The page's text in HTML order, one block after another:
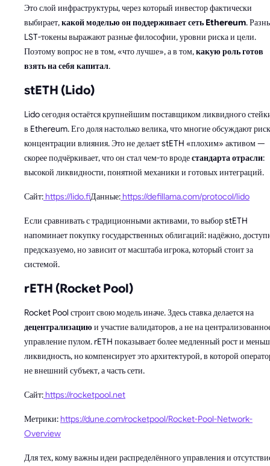
Это слой инфраструктуры, через который инвестор фактически
выбирает,какой моделью он поддерживает сеть Ethereum.
LST-токены выражают разные философии, уровни риска и цели.
Поэтому вопрос не в том, «что лучше», а в том,какую роль готов
взять на себя капитал.
stETH (Lido)
Lido сегодня остаётся крупнейшим поставщиком ликвидного
в Ethereum. Его доля настолько велика, что многие обсуждают риск
концентрации влияния. Это не делает stETH «плохим» активом —
скорее подчёркивает, что он стал чем-то вродестандарта отрасли:
высокой ликвидности, понятной механики и готовых интеграций.
Сайт:https://lido.fiДанные:https://defillama.com/protocol/lido
Если сравнивать с традиционными активами, то выбор stETH
напоминает покупку государственных облигаций: надёжно,
предсказуемо, но зависит от масштаба игрока, который стоит за
системой.
rETH (Rocket Pool)
Rocket Pool строит свою модель иначе. Здесь ставка делается на
децентрализациюи участие валидаторов, а не на
управление пулом. rETH показывает более медленный рост и
ликвидность, но компенсирует это архитектурой, в которой
не внешний субъект, а часть сети.
Сайт:https://rocketpool.net
Метрики:https://dune.com/rocketpool/Rocket-Pool-Network-
Overview
Для тех, кому важны идеи распределённого управления и